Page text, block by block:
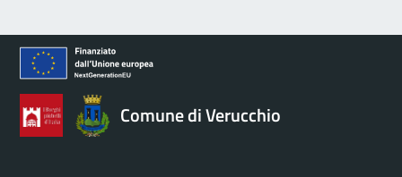
Comune di Verucchio